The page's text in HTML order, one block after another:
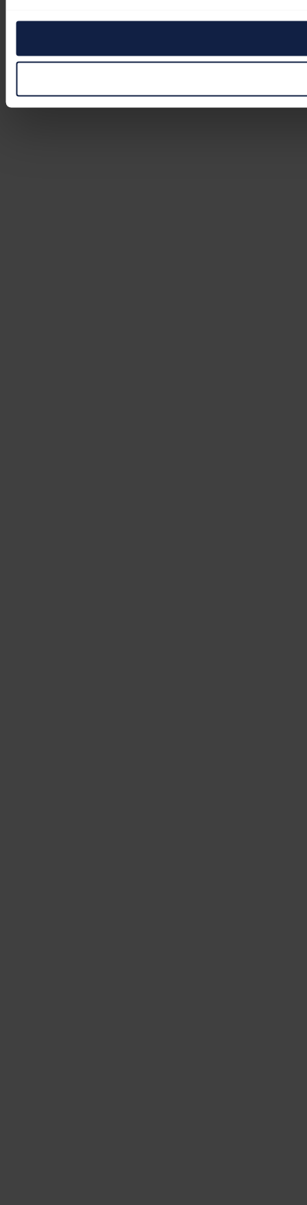
Las cookies de este sitio web se usan para personalizar el
pueden combinarla con otra información que les haya